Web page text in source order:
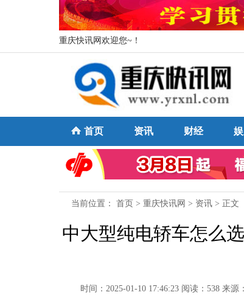
重庆快讯网欢迎您~！
首页 资讯 财经
当前位置： 首页 > 重庆快讯网 > 资讯 > 正文
中大型纯电轿车怎么
时间：2025-01-10 17:46:23 阅读：538 来源：